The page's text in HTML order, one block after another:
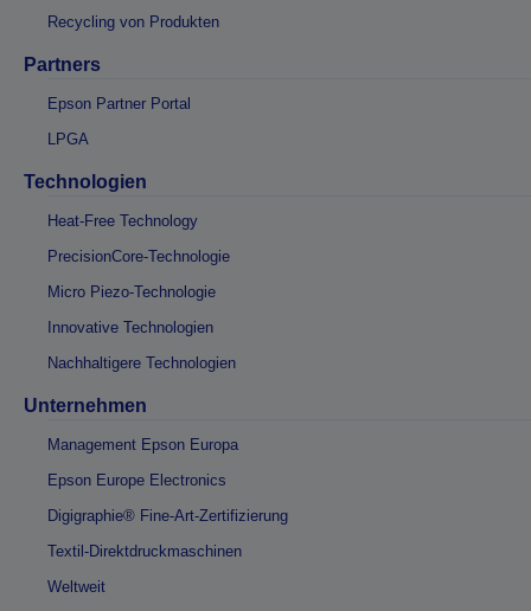
Recycling von Produkten
Partners
Epson Partner Portal
LPGA
Technologien
Heat-Free Technology
PrecisionCore-Technologie
Micro Piezo-Technologie
Innovative Technologien
Nachhaltigere Technologien
Unternehmen
Management Epson Europa
Epson Europe Electronics
Digigraphie® Fine-Art-Zertifizierung
Textil-Direktdruckmaschinen
Weltweit